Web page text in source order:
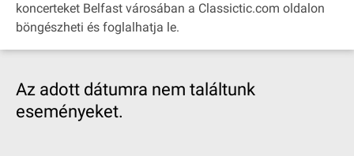
koncerteket Belfast városában a Classictic.com oldalon
böngészheti és foglalhatja le.
Az adott dátumra nem találtunk
eseményeket.